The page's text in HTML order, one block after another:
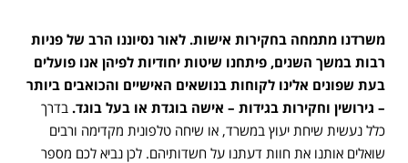
משרדנו מתמחה בחקירות אישות. לאור נסיוננו הרב של פניות
רבות במשך השנים, פיתחנו שיטות יחודיות לפיהן אנו פועלים
בעת שפונים אלינו לקוחות בנושאים האישיים והכואבים ביותר
– גירושין וחקירות בגידות – אישה בוגדת או בעל בוגד. בדרך
כלל נעשית שיחת יעוץ במשרד, או שיחה טלפונית מקדימה ורבים
שואלים אותנו את חוות דעתנו על חשדותיהם. לכן נביא לכם מספר